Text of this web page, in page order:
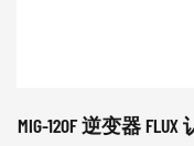
MIG-120F 逆变器 FLUX